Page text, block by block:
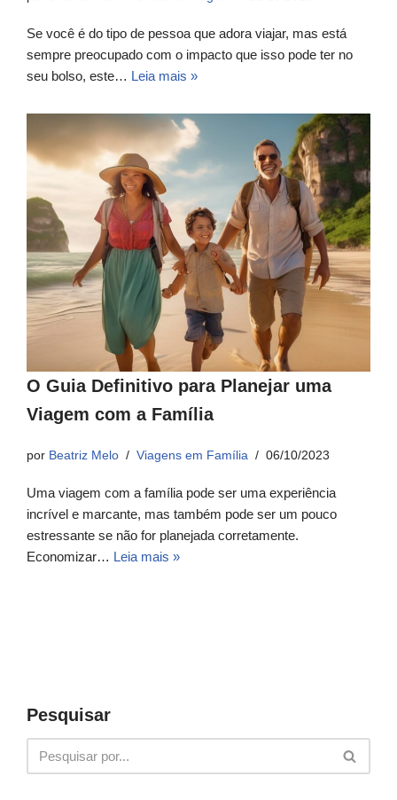
Se você é do tipo de pessoa que adora viajar, mas está
sempre preocupado com o impacto que isso pode ter no
seu bolso, este… Leia mais »
O Guia Definitivo para Planejar uma
Viagem com a Família
por Beatriz Melo Viagens em Família 06/10/2023
Uma viagem com a família pode ser uma experiência
incrível e marcante, mas também pode ser um pouco
estressante se não for planejada corretamente.
Economizar… Leia mais »
Pesquisar